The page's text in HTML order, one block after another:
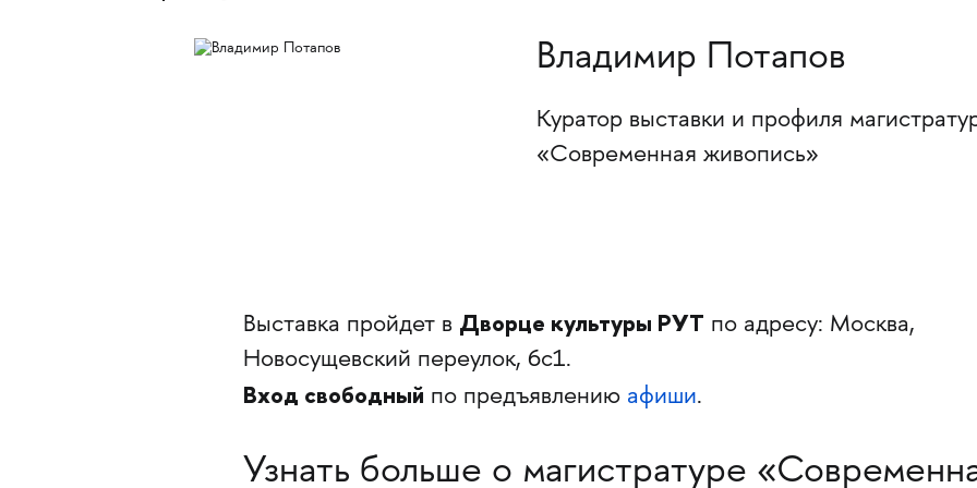
Владимир Потапов
Куратор выставки и профиля
«Современная живопись»
Выставка пройдет в Дворце культуры РУТ по адресу: Москва,
Новосущевский переулок, 6с1.
Вход свободный по предъявлению афиши.
Узнать больше о магистратуре